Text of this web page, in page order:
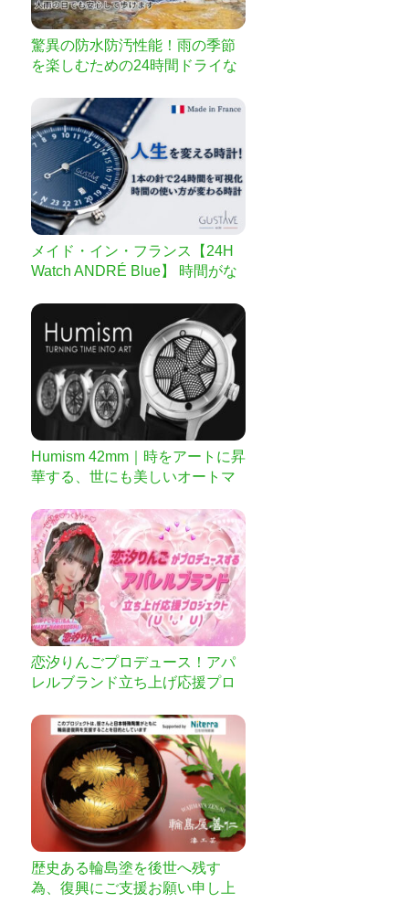
驚異の防水防汚性能！雨の季節
を楽しむための24時間ドライな
履き心地・防水シューズ「Water
walker」
メイド・イン・フランス【24H
Watch ANDRÉ Blue】 時間がな
24時間を可視化｜時間の使い方
が変わる時計！
Humism 42mm｜時をアートに昇
華する、世にも美しいオートマ
恋汐りんごプロデュース！アパ
レルブランド立ち上げ応援プロ
歴史ある輪島塗を後世へ残す
為、復興にご支援お願い申し上